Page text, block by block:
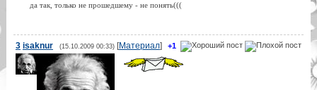
да так, только не прошедшему - не понять(((
+1
3 isaknur (15.10.2009 00:33)[Материал]